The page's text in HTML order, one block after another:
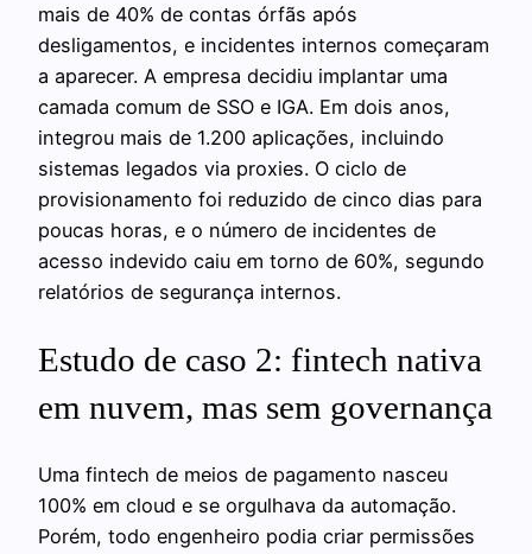
mais de 40% de contas órfãs após
desligamentos, e incidentes internos começaram
a aparecer. A empresa decidiu implantar uma
camada comum de SSO e IGA. Em dois anos,
integrou mais de 1.200 aplicações, incluindo
sistemas legados via proxies. O ciclo de
provisionamento foi reduzido de cinco dias para
poucas horas, e o número de incidentes de
acesso indevido caiu em torno de 60%, segundo
relatórios de segurança internos.
Estudo de caso 2: fintech nativa
em nuvem, mas sem governança
Uma fintech de meios de pagamento nasceu
100% em cloud e se orgulhava da automação.
Porém, todo engenheiro podia criar permissões